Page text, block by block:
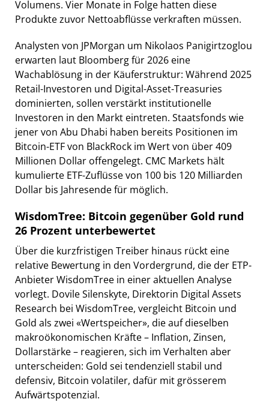
Volumens. Vier Monate in Folge hatten diese
Produkte zuvor Nettoabflüsse verkraften müssen.
Analysten von JPMorgan um Nikolaos Panigirtzoglou
erwarten laut Bloomberg für 2026 eine
Wachablösung in der Käuferstruktur: Während 2025
Retail-Investoren und Digital-Asset-Treasuries
dominierten, sollen verstärkt institutionelle
Investoren in den Markt eintreten. Staatsfonds wie
jener von Abu Dhabi haben bereits Positionen im
Bitcoin-ETF von BlackRock im Wert von über 409
Millionen Dollar offengelegt. CMC Markets hält
kumulierte ETF-Zuflüsse von 100 bis 120 Milliarden
Dollar bis Jahresende für möglich.
WisdomTree: Bitcoin gegenüber Gold rund
26 Prozent unterbewertet
Über die kurzfristigen Treiber hinaus rückt eine
relative Bewertung in den Vordergrund, die der ETP-
Anbieter WisdomTree in einer aktuellen Analyse
vorlegt. Dovile Silenskyte, Direktorin Digital Assets
Research bei WisdomTree, vergleicht Bitcoin und
Gold als zwei «Wertspeicher», die auf dieselben
makroökonomischen Kräfte – Inflation, Zinsen,
Dollarstärke – reagieren, sich im Verhalten aber
unterscheiden: Gold sei tendenziell stabil und
defensiv, Bitcoin volatiler, dafür mit grösserem
Aufwärtspotenzial.